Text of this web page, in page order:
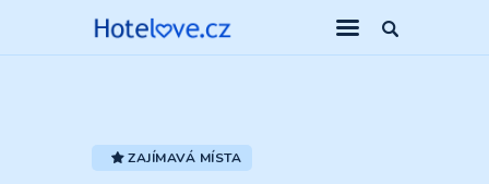
ZAJÍMAVÁ MÍSTA